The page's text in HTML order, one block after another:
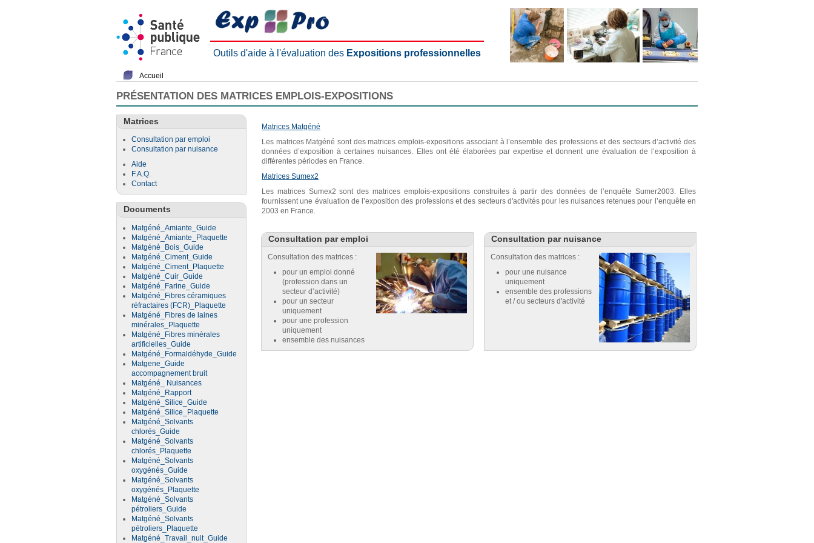
Outils d'aide à l'évaluation des Expositions professionnelles
Accueil
PRÉSENTATION DES MATRICES EMPLOIS-EXPOSITIONS
Matrices
Consultation par emploi
Consultation par nuisance
Aide
F.A.Q.
Contact
Documents
Matgéné_Amiante_Guide
Matgéné_Amiante_Plaquette
Matgéné_Bois_Guide
Matgéné_Ciment_Guide
Matgéné_Ciment_Plaquette
Matgéné_Cuir_Guide
Matgéné_Farine_Guide
Matgéné_Fibres céramiques
réfractaires (FCR)_Plaquette
Matgéné_Fibres de laines
minérales_Plaquette
Matgéné_Fibres minérales
artificielles_Guide
Matgéné_Formaldéhyde_Guide
Matgene_Guide
accompagnement bruit
Matgéné_ Nuisances
Matgéné_Rapport
Matgéné_Silice_Guide
Matgéné_Silice_Plaquette
Matgéné_Solvants
chlorés_Guide
Matgéné_Solvants
chlorés_Plaquette
Matgéné_Solvants
oxygénés_Guide
Matgéné_Solvants
oxygénés_Plaquette
Matgéné_Solvants
pétroliers_Guide
Matgéné_Solvants
pétroliers_Plaquette
Matgéné_Travail_nuit_Guide
Matrices Matgéné
Les matrices Matgéné sont des matrices emplois-expositions associant à l’ensemble des professions et des secteurs d’activité des
données d’exposition à certaines nuisances. Elles ont été élaborées par expertise et donnent une évaluation de l’exposition à
différentes périodes en France.
Matrices Sumex2
Les matrices Sumex2 sont des matrices emplois-expositions construites à partir des données de l’enquête Sumer2003. Elles
fournissent une évaluation de l’exposition des professions et des secteurs d'activités pour les nuisances retenues pour l’enquête en
2003 en France.
Consultation par emploi
Consultation des matrices :
pour un emploi donné
(profession dans un
secteur d’activité)
pour un secteur
uniquement
pour une profession
uniquement
ensemble des nuisances
Consultation par nuisance
Consultation des matrices :
pour une nuisance
uniquement
ensemble des professions
et / ou secteurs d'activité